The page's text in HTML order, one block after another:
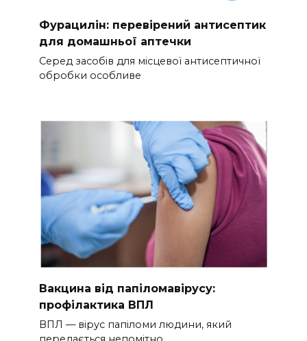
Фурацилін: перевірений антисептик
для домашньої аптечки
Серед засобів для місцевої антисептичної
обробки особливе
Вакцина від папіломавірусу:
профілактика ВПЛ
ВПЛ — вірус папіломи людини, який